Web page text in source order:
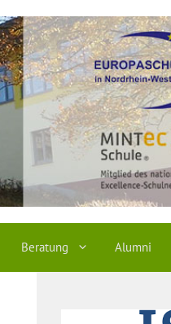
Beratung Alumni